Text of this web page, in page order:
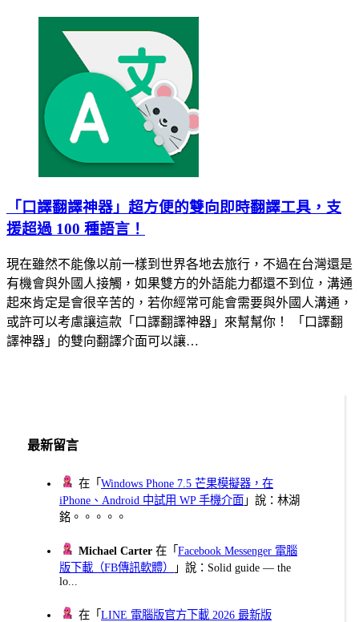
「口譯翻譯神器」超方便的雙向即時翻譯工具，支
援超過 100 種語言！
現在雖然不能像以前一樣到世界各地去旅行，不過在台灣還是
有機會與外國人接觸，如果雙方的外語能力都還不到位，溝通
起來肯定是會很辛苦的，若你經常可能會需要與外國人溝通，
或許可以考慮讓這款「口譯翻譯神器」來幫幫你！ 「口譯翻
譯神器」的雙向翻譯介面可以讓…
最新留言
在「Windows Phone 7.5 芒果模擬器，在
iPhone、Android 中試用 WP 手機介面 」說：林湖
銘。。。。。
Michael Carter 在「Facebook Messenger 電腦
版下載（FB傳訊軟體）
」說：Solid guide — the
lo...
在「LINE 電腦版官方下載 2026 最新版